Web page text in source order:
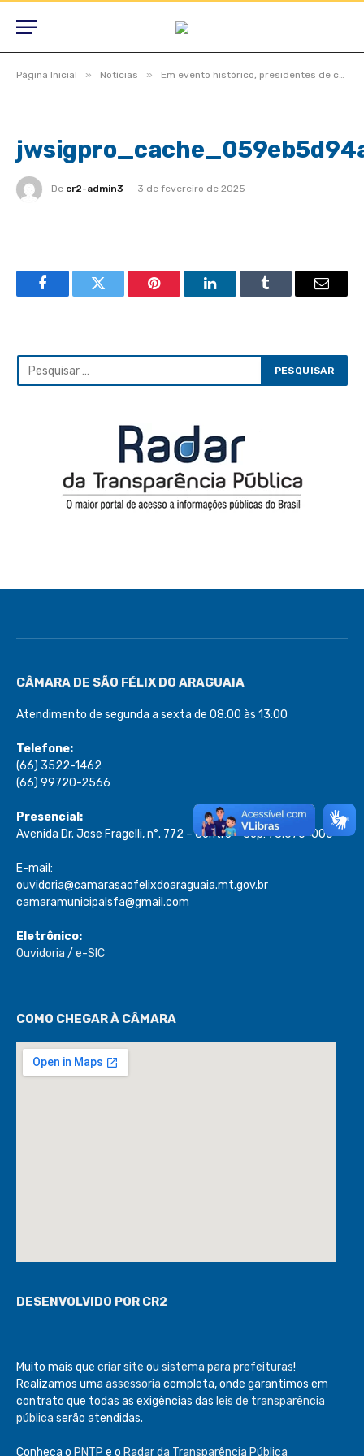
Página Inicial » Notícias » Em evento histórico, presidentes de câmaras lotam auditório do TCE-MT para primeira edição do Interage 2023
De cr2-admin3 3 de fevereiro de 2025
FacebookTwitter Pinterest LinkedInTumblr Email
CÂMARA DE SÃO FÉLIX DO ARAGUAIA
Atendimento de segunda a sexta de 08:00 às 13:00
Telefone:
(66) 3522-1462
(66) 99720-2566
Presencial:
Avenida Dr. Jose Fragelli, n°. 772 – Centro – Cep: 78.670-000
E-mail:
ouvidoria@camarasaofelixdoaraguaia.mt.gov.br
camaramunicipalsfa@gmail.com
Eletrônico:
Ouvidoria / e-SIC
COMO CHEGAR À CÂMARA
DESENVOLVIDO POR CR2
Muito mais que criar site ou sistema para prefeituras!
Realizamos uma assessoria completa, onde garantimos em
contrato que todas as exigências das leis de transparência
pública serão atendidas.
Conheça o PNTP e o Radar da Transparência Pública